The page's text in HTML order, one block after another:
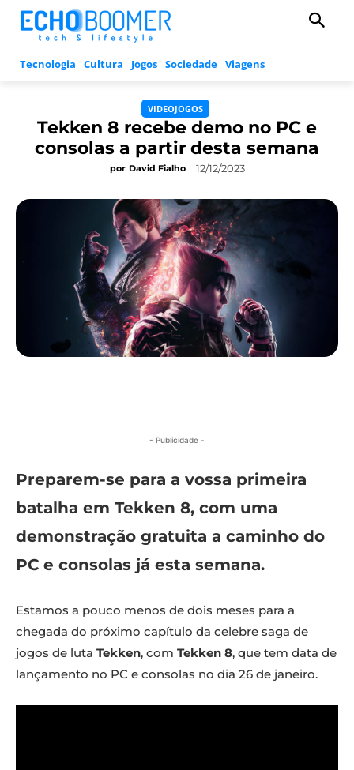
Tecnologia Cultura Jogos Sociedade Viagens
VIDEOJOGOS
Tekken 8 recebe demo no PC e
consolas a partir desta semana
por David Fialho 12/12/2023
- Publicidade -
Preparem-se para a vossa primeira
batalha em Tekken 8, com uma
demonstração gratuita a caminho do
PC e consolas já esta semana.
Estamos a pouco menos de dois meses para a
chegada do próximo capítulo da celebre saga de
jogos de luta Tekken, com Tekken 8, que tem data de
lançamento no PC e consolas no dia 26 de janeiro.